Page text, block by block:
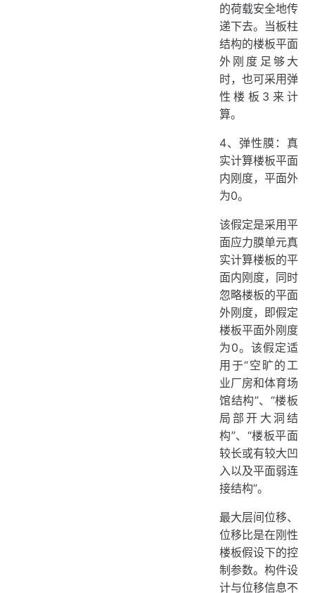
的荷载安全地传
递下去。当板柱
结构的楼板平面
外刚度足够大
时，也可采用弹
性楼板3来计
算。
4、弹性膜：真
实计算楼板平面
内刚度，平面外
为0。
该假定是采用平
面应力膜单元真
实计算楼板的平
面内刚度，同时
忽略楼板的平面
外刚度，即假定
楼板平面外刚度
为0。该假定适
用于“空旷的工
业厂房和体育场
馆结构”、“楼板
局部开大洞结
构”、“楼板平面
较长或有较大凹
入以及平面弱连
接结构”。
最大层间位移、
位移比是在刚性
楼板假设下的控
制参数。构件设
计与位移信息不